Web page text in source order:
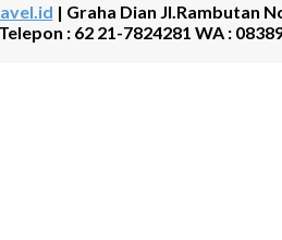
| Graha Dian Jl.Rambutan
Telepon : 62 21-7824281 WA :